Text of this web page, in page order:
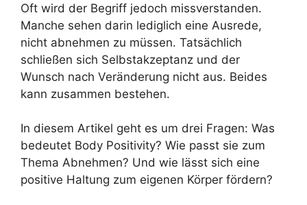
Oft wird der Begriff jedoch missverstanden.
Manche sehen darin lediglich eine Ausrede,
nicht abnehmen zu müssen. Tatsächlich
schließen sich Selbstakzeptanz und der
Wunsch nach Veränderung nicht aus. Beides
kann zusammen bestehen.
In diesem Artikel geht es um drei Fragen: Was
bedeutet Body Positivity? Wie passt sie zum
Thema Abnehmen? Und wie lässt sich eine
positive Haltung zum eigenen Körper fördern?